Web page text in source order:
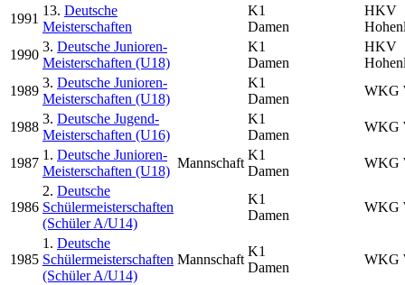
1991
13. Deutsche
Meisterschaften
K1
Damen
HKV
1990
3. Deutsche Junioren-
Meisterschaften (U18)
K1
Damen
HKV
1989
3. Deutsche Junioren-
Meisterschaften (U18)
K1
Damen
WKG
1988
3. Deutsche Jugend-
Meisterschaften (U16)
K1
Damen
WKG
1987
1. Deutsche Junioren-
Meisterschaften (U18)
Mannschaft
K1
Damen
WKG
1986
2. Deutsche
Schülermeisterschaften
(Schüler A/U14)
K1
Damen
WKG
1985
1. Deutsche
Schülermeisterschaften
(Schüler A/U14)
Mannschaft
K1
Damen
WKG